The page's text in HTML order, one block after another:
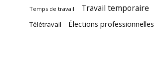
Temps de travail Travail temporaire
Télétravail Élections professionnelles